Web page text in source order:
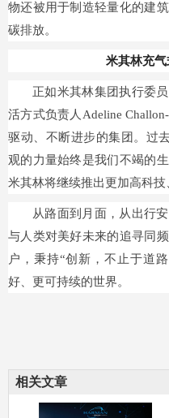
物还被用于制造轻量化的建
碳排放。
米其林充
正如米其林集团执行委
活方式负责人Adeline
驱动、不断进步的集团。过
观的力量始终是我们不竭的
米其林将继续推出更加高科
从路面到月面，从出行
与人类对美好未来的追寻同
户，秉持“创新，不止于道
好、更可持续的世界。
相关文章